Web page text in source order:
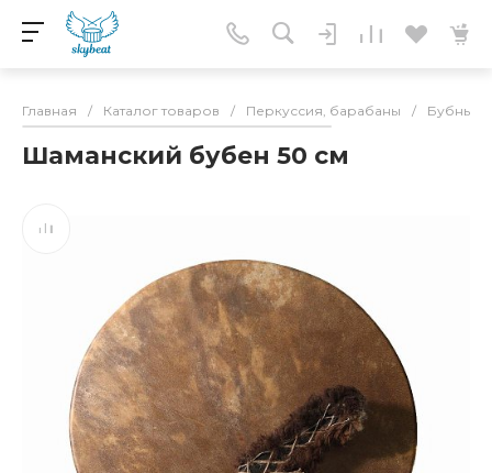
Главная / Каталог товаров / Перкуссия, барабаны / Бубны
Шаманский бубен 50 см